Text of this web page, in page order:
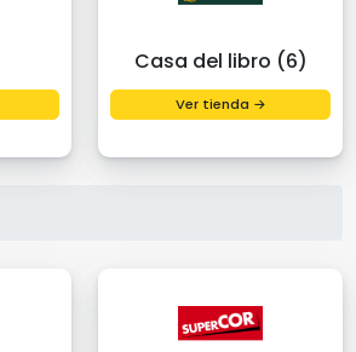
Casa del libro (6)
Ver tienda →